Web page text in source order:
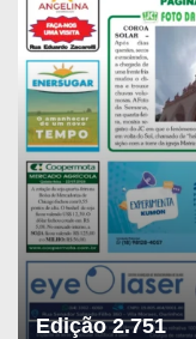
Edição 2.751